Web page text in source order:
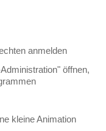
anmelden
öffnen,
kleine Animation